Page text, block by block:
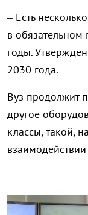
– Есть
в
годы.
2030 года.
Вуз продолжит
другое
классы, такой,